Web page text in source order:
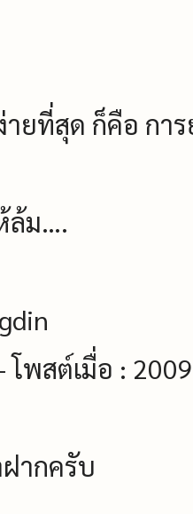
ายที่สุด ก็คือ ก
ล้ม….
โพสต์เมื่อ :
ากครับ